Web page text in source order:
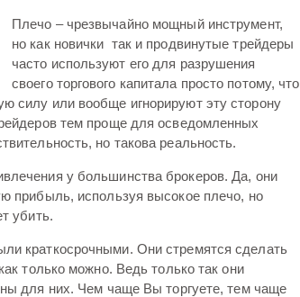
Плечо – чрезвычайно мощный инструмент,
но как новички так и продвинутые трейдеры
часто используют его для разрушения
своего торгового капитала просто потому, что
силу или вообще игнорируют эту сторону
тем проще для осведомленных
но такова реальность.
у большинства брокеров. Да, они
прибыль, используя высокое плечо, но
убить.
краткосрочными. Они стремятся сделать
только можно. Ведь только так они
для них. Чем чаще Вы торгуете, тем чаще